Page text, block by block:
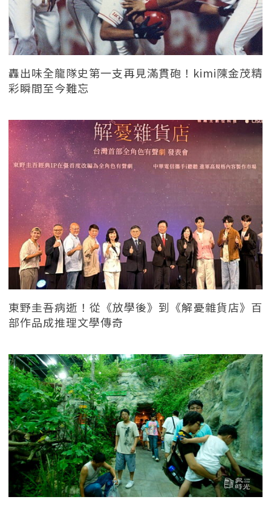
轟出味全龍隊史第一支再見滿貫砲！kimi陳金茂精
彩瞬間至今難忘
東野圭吾病逝！從《放學後》到《解憂雜貨店》百
部作品成推理文學傳奇